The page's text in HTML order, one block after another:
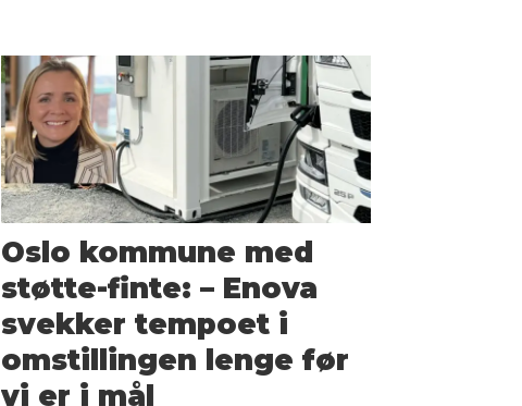
Oslo kommune med
støtte-finte: – Enova
svekker tempoet i
omstillingen lenge før
vi er i mål